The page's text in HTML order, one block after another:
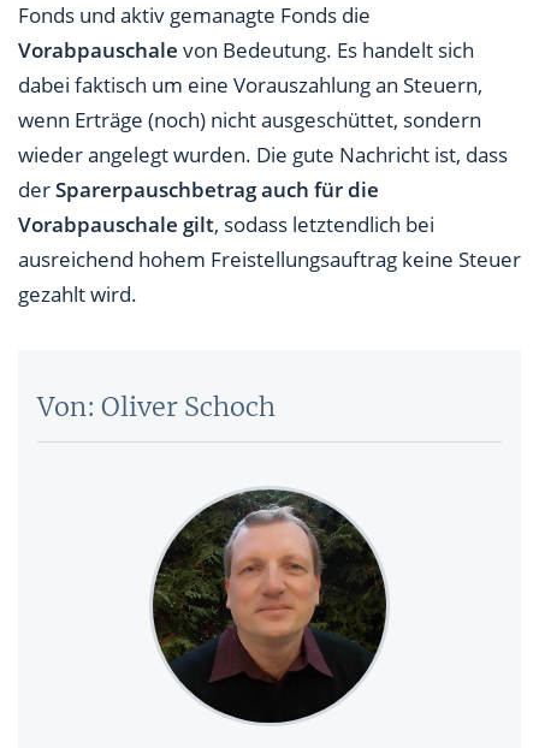
Fonds und aktiv gemanagte Fonds die
Vorabpauschale von Bedeutung. Es handelt sich
dabei faktisch um eine Vorauszahlung an Steuern,
wenn Erträge (noch) nicht ausgeschüttet, sondern
wieder angelegt wurden. Die gute Nachricht ist, dass
derSparerpauschbetrag auch für die
Vorabpauschale gilt, sodass letztendlich bei
ausreichend hohem Freistellungsauftrag keine Steuer
gezahlt wird.
Von: Oliver Schoch